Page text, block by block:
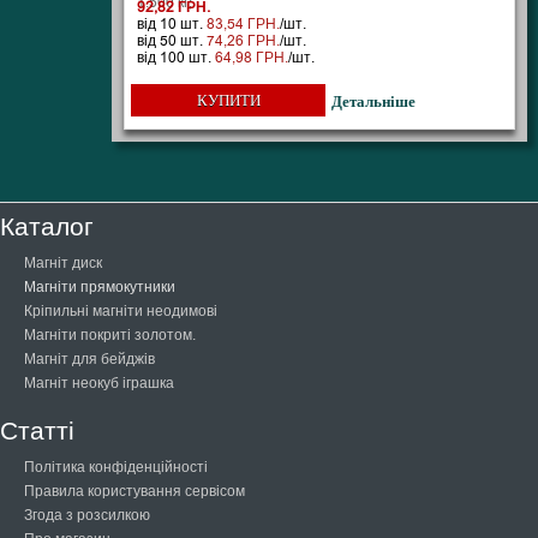
92,82 ГРН.
від 10 шт.83,54 ГРН./шт.
від 50 шт.74,26 ГРН./шт.
від 100 шт.64,98 ГРН./шт.
КУПИТИ Детальніше
Каталог
Магніт диск
Магніти прямокутники
Кріпильні магніти неодимові
Магніти покриті золотом.
Магніт для бейджів
Магніт неокуб іграшка
Статті
Політика конфіденційності
Правила користування сервісом
Згода з розсилкою